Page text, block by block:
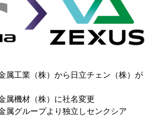
属工業（株）から日立チェン（株）が
属機材（株）に社名変更
属グループより独立しセンクシア